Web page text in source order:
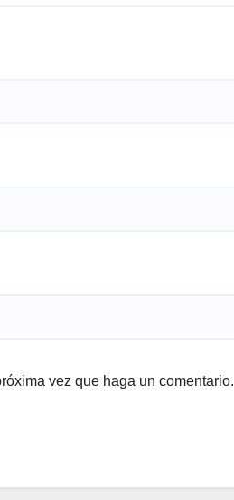
vez que haga un comentario.